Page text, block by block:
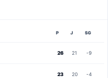
P J SG
26 21 -9
23 20 -4